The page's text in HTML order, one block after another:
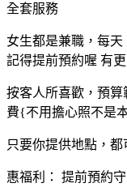
全套服務
女生都是兼職，每
記得提前預約喔 有
按客人所喜歡，預
費{不用擔心照不是
只要你提供地點，
惠福利： 提前預約